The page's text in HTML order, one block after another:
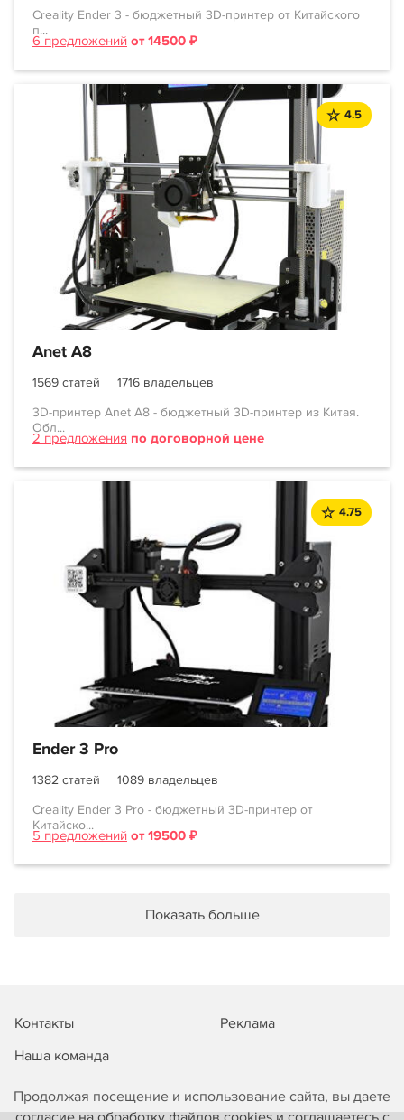
Продолжая посещение и использование сайта, вы даете
Creality Ender 3 - бюджетный 3D-принтер от Китайского
п...
6 предложений от 14500 ₽
4.5
Anet A8
1569 статей
1716 владельцев
3D-принтер Anet A8 - бюджетный 3D-принтер из Китая.
Обл...
2 предложения по договорной цене
4.75
Ender 3 Pro
1382 статей
1089 владельцев
Creality Ender 3 Pro - бюджетный 3D-принтер от
Китайско...
5 предложений от 19500 ₽
Показать больше
Контакты
Реклама
Наша команда